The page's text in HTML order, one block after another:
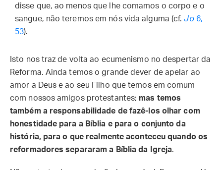
disse que, ao menos que lhe comamos o corpo e o
sangue, não teremos em nós vida alguma (cf.Jo6,
53).
Isto nos traz de volta ao ecumenismo no despertar da
Reforma. Ainda temos o grande dever de apelar ao
amor a Deus e ao seu Filho que temos em comum
com nossos amigos protestantes; mas temos
também a responsabilidade de fazê-los olhar com
honestidade para a Bíblia e para o conjunto da
história, para o que realmente aconteceu quando os
reformadores separaram a Bíblia da Igreja.